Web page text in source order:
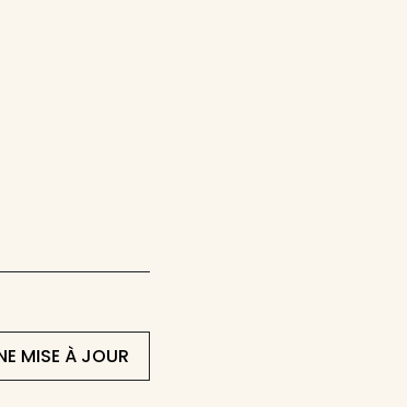
MISE À JOUR